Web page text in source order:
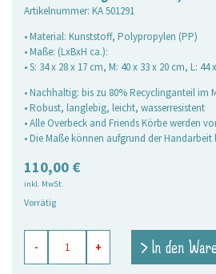
Artikelnummer: KA 501291
• Material: Kunststoff, Polypropylen (PP)
• Maße: (LxBxH ca.):
• S: 34 x 28 x 17 cm, M: 40 x 33 x 20 cm, L: 44
• Nachhaltig: bis zu 80% Recyclinganteil im
• Robust, langlebig, leicht, wasserresistent
• Alle Overbeck and Friends Körbe werden
• Die Maße können aufgrund der Handarbeit
110,00 €
inkl. MwSt.
Vorrätig
weiß,
3er
- + > In den